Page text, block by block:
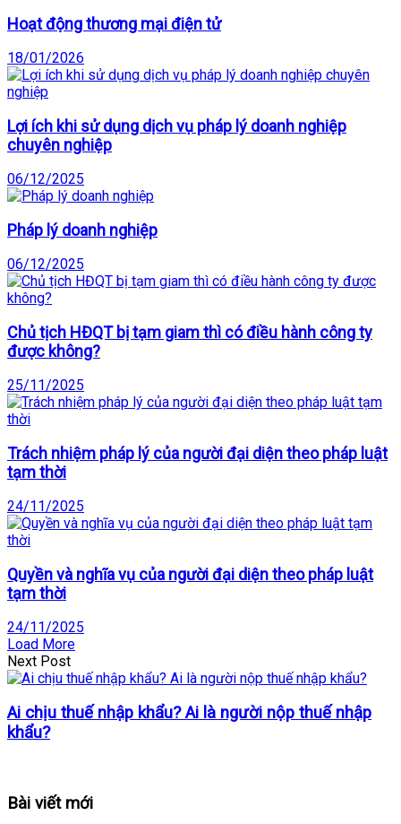
Hoạt động thương mại điện tử
18/01/2026
Lợi ích khi sử dụng dịch vụ pháp lý doanh nghiệp
chuyên nghiệp
06/12/2025
Pháp lý doanh nghiệp
06/12/2025
Chủ tịch HĐQT bị tạm giam thì có điều hành công ty
được không?
25/11/2025
Trách nhiệm pháp lý của người đại diện theo pháp luật
tạm thời
24/11/2025
Quyền và nghĩa vụ của người đại diện theo pháp luật
tạm thời
24/11/2025
Load More
Next Post
Ai chịu thuế nhập khẩu? Ai là người nộp thuế nhập
khẩu?
Bài viết mới